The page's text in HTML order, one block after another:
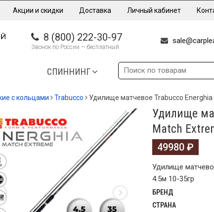
Акции и скидки Доставка Личный кабинет
8 (800) 222-30-97
Звонок по России — бесплатный
СПИННИНГ
с кольцами Trabucco Удилище матчевое Trabucco
Удилище
Match
49980 ₽
Удилище
4.5м 10-35гр
БРЕНД
СТРАНА